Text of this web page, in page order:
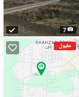
7
مقبول